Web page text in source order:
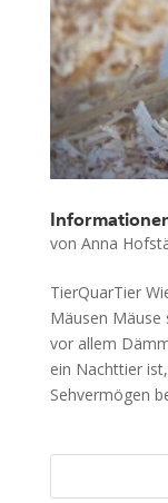
von Anna
TierQuarTier
Mäusen Mäuse
vor allem
ein Nachttier
Sehvermögen